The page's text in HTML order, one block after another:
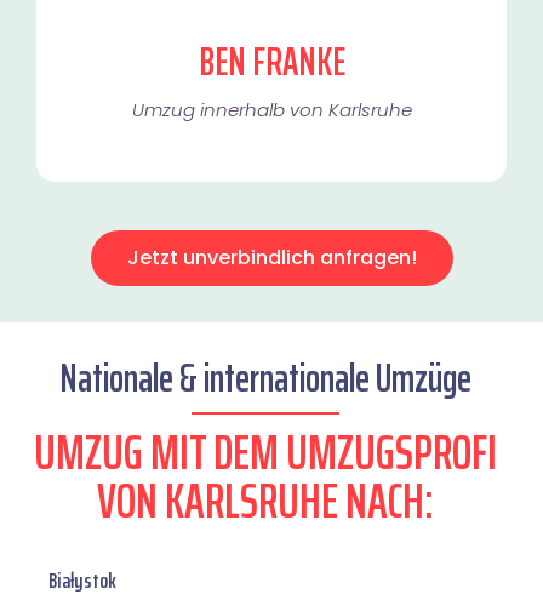
BEN FRANKE
Umzug innerhalb von Karlsruhe​
Jetzt unverbindlich anfragen!
Nationale & internationale Umzüge
UMZUG MIT DEM UMZUGSPROFI
VON KARLSRUHE NACH:
Białystok